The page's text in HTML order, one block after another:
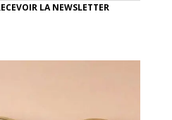
LA NEWSLETTER